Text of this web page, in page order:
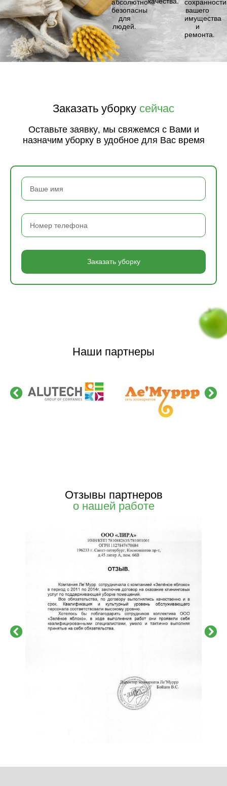
безопасны
для
людей.
вашего
имущества
и
ремонта.
Заказать уборку сейчас
Оставьте заявку, мы свяжемся с Вами и
назначим уборку в удобное для Вас время
Заказать уборку
Наши партнеры
Отзывы партнеров
о нашей работе